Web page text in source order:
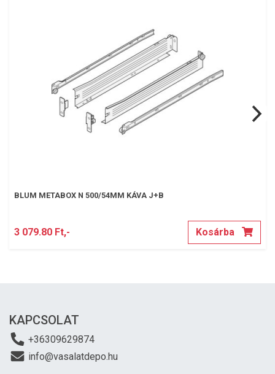
BLUM METABOX N 500/54MM KÁVA J+B
3 079.80 Ft,- Kosárba
KAPCSOLAT
+36309629874
info@vasalatdepo.hu